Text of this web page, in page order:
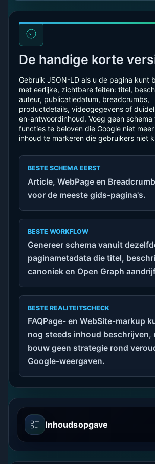
De handige korte
Gebruik JSON-LD als u de pagina kunt
met eerlijke, zichtbare feiten: titel,
auteur, publicatiedatum, breadcrumbs,
productdetails, videogegevens of
en-antwoordinhoud. Voeg geen schema
functies te beloven die Google niet
inhoud te markeren die gebruikers niet
BESTE SCHEMA EERST
Article, WebPage en
voor de meeste gids-pagina's.
BESTE WORKFLOW
Genereer schema vanuit
paginametadata die titel,
canoniek en Open Graph
BESTE REALITEITSCHECK
FAQPage- en WebSite-markup
nog steeds inhoud beschrijven,
bouw geen strategie rond
Google-weergaven.
Inhoudsopgave